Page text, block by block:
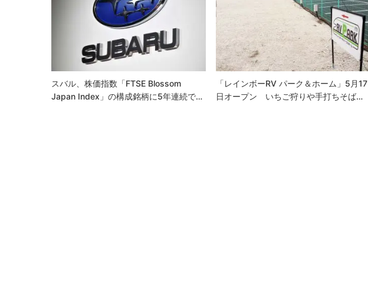
ン
スバル、株価指数「FTSE Blossom
Japan Index」の構成銘柄に5年連続で…
「レインボーRV パーク＆ホーム」5月17
日オープン いちご狩りや手打ちそば…